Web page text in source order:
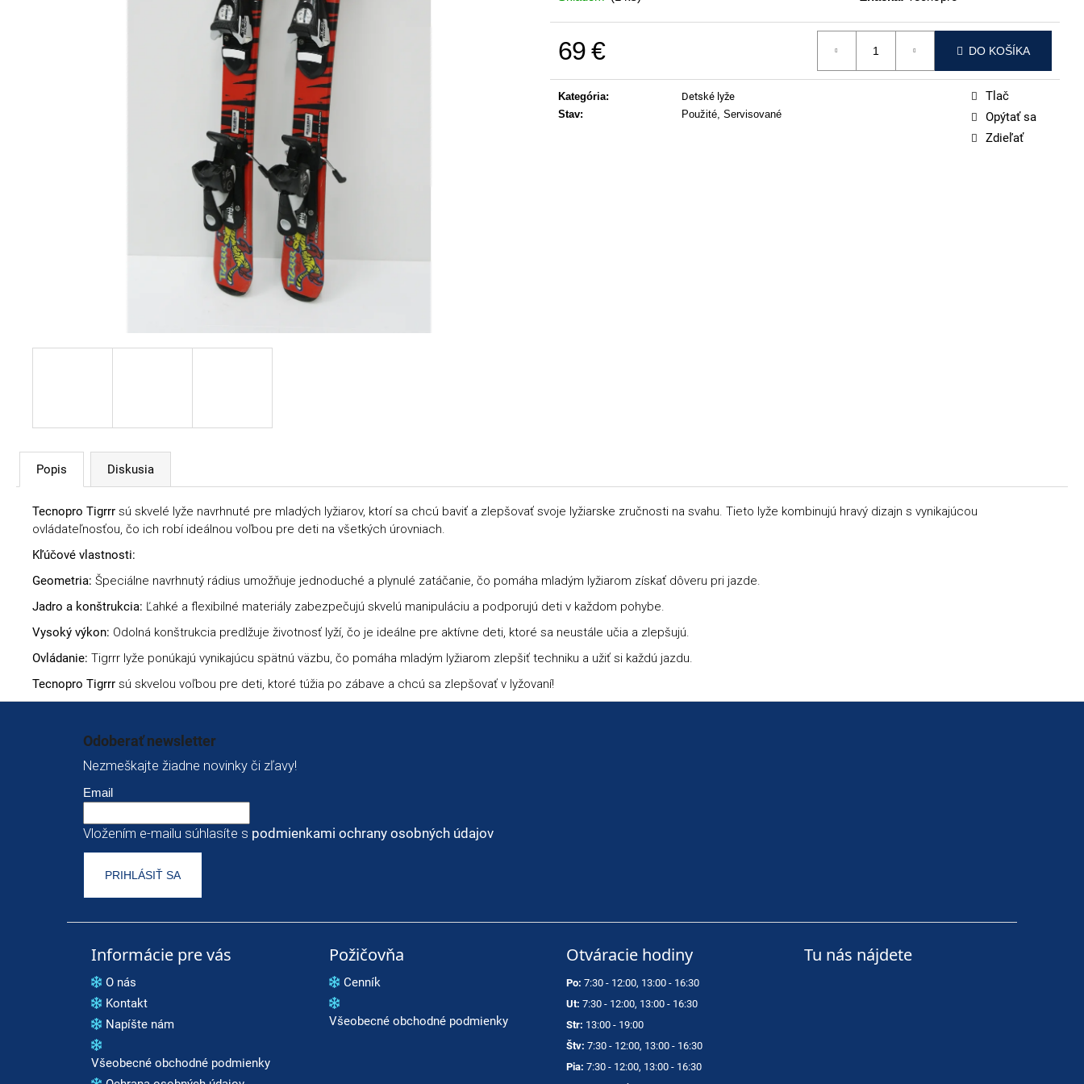
69 € DO KOŠÍKA
Kategória:
Detské lyže
Stav: Použité, Servisované
Tlač
Opýtať sa
Zdieľať
Popis Diskusia
Tecnopro Tigrrr sú skvelé lyže navrhnuté pre mladých lyžiarov, ktorí sa chcú baviť a zlepšovať svoje lyžiarske zručnosti na svahu. Tieto lyže kombinujú hravý dizajn s vynikajúcou
ovládateľnosťou, čo ich robí ideálnou voľbou pre deti na všetkých úrovniach.
Kľúčové vlastnosti:
Geometria: Špeciálne navrhnutý rádius umožňuje jednoduché a plynulé zatáčanie, čo pomáha mladým lyžiarom získať dôveru pri jazde.
Jadro a konštrukcia: Ľahké a flexibilné materiály zabezpečujú skvelú manipuláciu a podporujú deti v každom pohybe.
Vysoký výkon: Odolná konštrukcia predlžuje životnosť lyží, čo je ideálne pre aktívne deti, ktoré sa neustále učia a zlepšujú.
Ovládanie: Tigrrr lyže ponúkajú vynikajúcu spätnú väzbu, čo pomáha mladým lyžiarom zlepšiť techniku a užiť si každú jazdu.
Tecnopro Tigrrr sú skvelou voľbou pre deti, ktoré túžia po zábave a chcú sa zlepšovať v lyžovaní!
Odoberať newsletter
Nezmeškajte žiadne novinky či zľavy!
Email
Vložením e-mailu súhlasíte s podmienkami ochrany osobných údajov
PRIHLÁSIŤ SA
Informácie pre vás
O nás
Kontakt
Napíšte nám
Všeobecné obchodné podmienky
Požičovňa
Cenník
Všeobecné obchodné podmienky
Otváracie hodiny
Po: 7:30 - 12:00, 13:00 - 16:30
Ut: 7:30 - 12:00, 13:00 - 16:30
Str: 13:00 - 19:00
Štv: 7:30 - 12:00, 13:00 - 16:30
Pia: 7:30 - 12:00, 13:00 - 16:30
Tu nás nájdete